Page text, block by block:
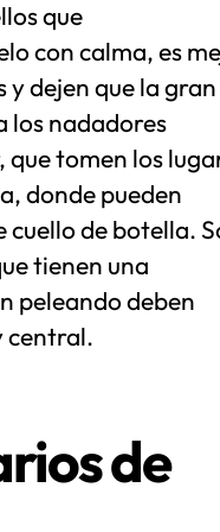
que
con calma, es
y dejen que la gran
los nadadores
que tomen los
donde pueden
cuello de botella.
tienen una
peleando deben
central.
de